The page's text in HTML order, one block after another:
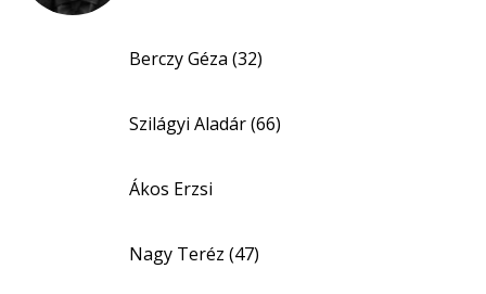
Berczy Géza (32)
Szilágyi Aladár (66)
Ákos Erzsi
Nagy Teréz (47)